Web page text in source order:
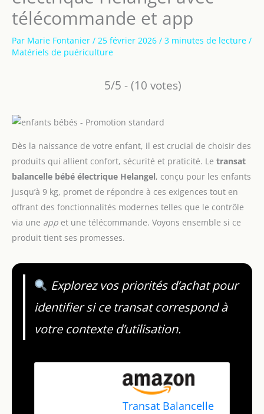
télécommande et app
Par Marie Fontanier / 25 février 2026 / 3 minutes de lecture /
Matériels de puériculture
5/5 - (10 votes)
Dès la naissance de votre enfant, il est crucial de choisir des
produits qui allient confort, sécurité et praticité. Le transat
balancelle bébé électrique Helangel, conçu pour les enfants
jusqu’à 9 kg, promet de répondre à ces exigences tout en
offrant des fonctionnalités modernes telles que le contrôle
via une app et une télécommande. Voyons ensemble si ce
produit tient ses promesses.
Explorez vos priorités d’achat pour
identifier si ce transat correspond à
votre contexte d’utilisation.
Transat Balancelle